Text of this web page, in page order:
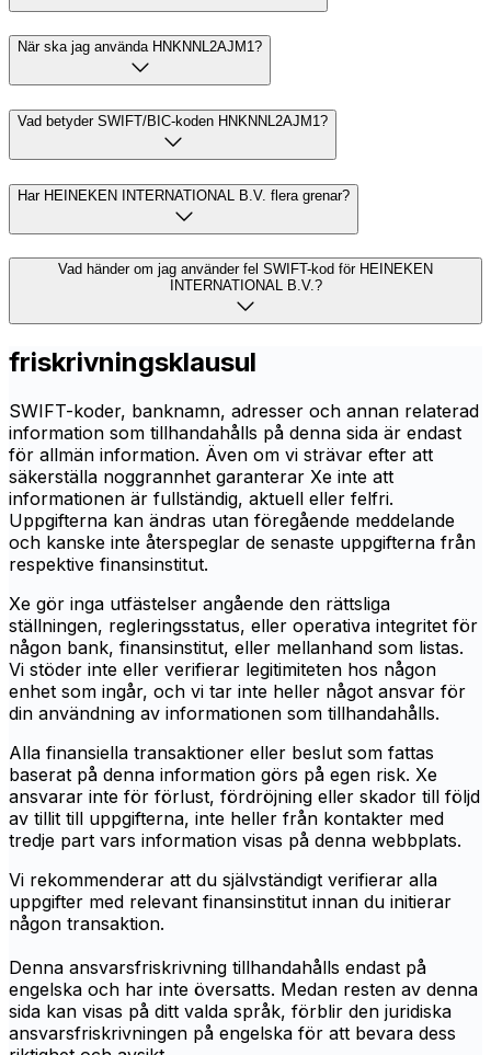
När ska jag använda HNKNNL2AJM1?
Vad betyder SWIFT/BIC-koden HNKNNL2AJM1?
Har HEINEKEN INTERNATIONAL B.V. flera grenar?
Vad händer om jag använder fel SWIFT-kod för HEINEKEN
INTERNATIONAL B.V.?
friskrivningsklausul
SWIFT-koder, banknamn, adresser och annan relaterad
information som tillhandahålls på denna sida är endast
för allmän information. Även om vi strävar efter att
säkerställa noggrannhet garanterar Xe inte att
informationen är fullständig, aktuell eller felfri.
Uppgifterna kan ändras utan föregående meddelande
och kanske inte återspeglar de senaste uppgifterna från
respektive finansinstitut.
Xe gör inga utfästelser angående den rättsliga
ställningen, regleringsstatus, eller operativa integritet för
någon bank, finansinstitut, eller mellanhand som listas.
Vi stöder inte eller verifierar legitimiteten hos någon
enhet som ingår, och vi tar inte heller något ansvar för
din användning av informationen som tillhandahålls.
Alla finansiella transaktioner eller beslut som fattas
baserat på denna information görs på egen risk. Xe
ansvarar inte för förlust, fördröjning eller skador till följd
av tillit till uppgifterna, inte heller från kontakter med
tredje part vars information visas på denna webbplats.
Vi rekommenderar att du självständigt verifierar alla
uppgifter med relevant finansinstitut innan du initierar
någon transaktion.
Denna ansvarsfriskrivning tillhandahålls endast på
engelska och har inte översatts. Medan resten av denna
sida kan visas på ditt valda språk, förblir den juridiska
ansvarsfriskrivningen på engelska för att bevara dess